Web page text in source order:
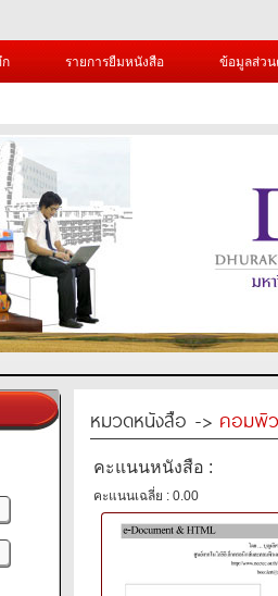
รายการยืมหนังสือ ข้อมูลส่ว
หมวดหนังสือ -> คอมพิ
คะแนนหนังสือ :
คะแนนเฉลี่ย : 0.00